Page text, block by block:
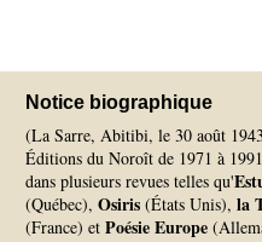
Notice biographique
(La Sarre, Abitibi, le 30 août
Éditions du Noroît de 1971 à
dans plusieurs revues telles qu'
(Québec), Osiris (États Unis), la
(France) et PoésieEurope